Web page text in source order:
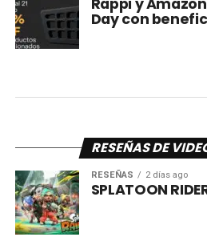
Rappi y
Day con
RESEÑAS DE
RESEÑAS 2 días ago
SPLATOON